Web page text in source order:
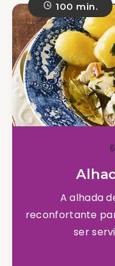
100 min.
A alhada
reconfortante
ser